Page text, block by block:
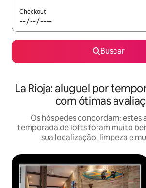
Checkout
Buscar
La Rioja: aluguel por
com ótimas
Os hóspedes concordam: estes
temporada de lofts foram muito
sua localização, limpeza e